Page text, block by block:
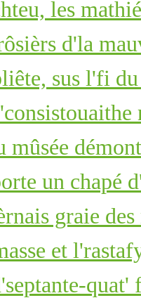
les
d'la
sus l'fi
mûsée
un chapé
graie des
et
quat'